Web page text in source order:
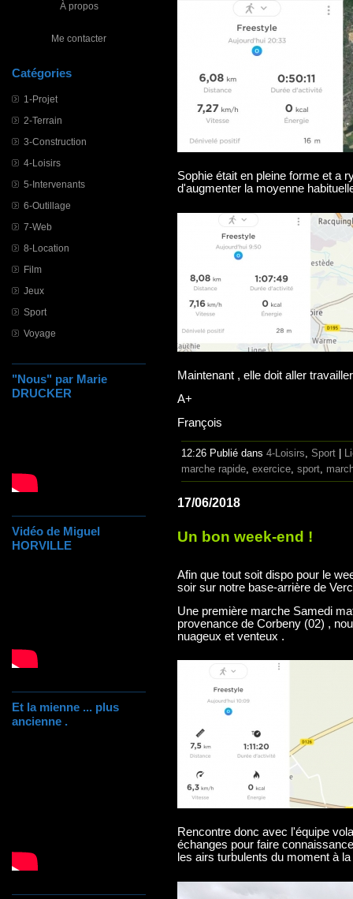
À propos
Me contacter
Catégories
1-Projet
2-Terrain
3-Construction
4-Loisirs
5-Intervenants
6-Outillage
7-Web
8-Location
Film
Jeux
Sport
Voyage
"Nous" par Marie
DRUCKER
Vidéo de Miguel
HORVILLE
Et la mienne ... plus
ancienne .
Sophie était en pleine forme et a
d'augmenter la moyenne
Maintenant , elle doit aller
A+
François
12:26 Publié dans 4-Loisirs Sport
marche rapide exercice sport
17/06/2018
Un bon week-end !
Afin que tout soit dispo pour le
soir sur notre base-arrière de
Une première marche Samedi
provenance de Corbeny (02) ,
nuageux et venteux .
Rencontre donc avec l'équipe
échanges pour faire
les airs turbulents du moment à